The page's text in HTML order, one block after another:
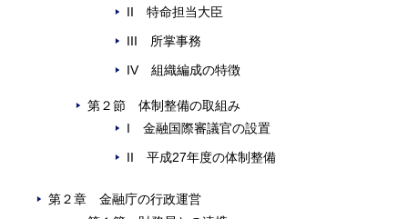
II 特命担当大臣
III 所掌事務
IV 組織編成の特徴
第２節 体制整備の取組み
I 金融国際審議官の設置
II 平成27年度の体制整備
第２章 金融庁の行政運営